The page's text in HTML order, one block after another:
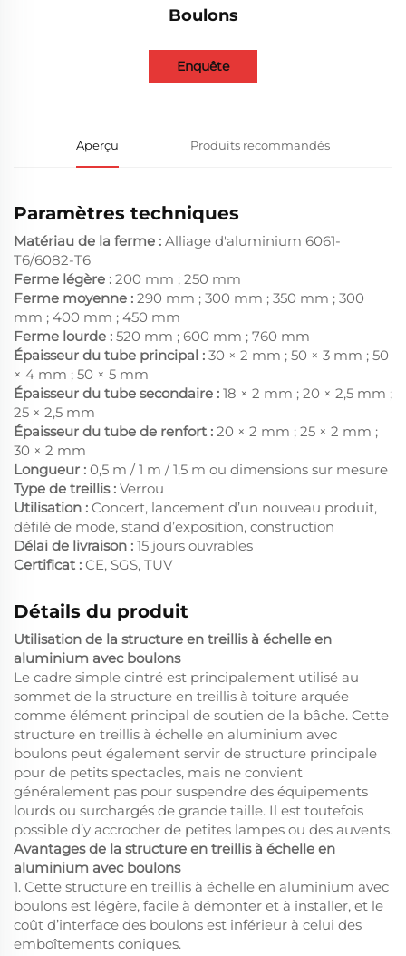
Boulons
Enquête
Aperçu Produits recommandés
Paramètres techniques
Matériau de la ferme : Alliage d'aluminium 6061-
T6/6082-T6
Ferme légère : 200 mm ; 250 mm
Ferme moyenne : 290 mm ; 300 mm ; 350 mm ; 300
mm ; 400 mm ; 450 mm
Ferme lourde : 520 mm ; 600 mm ; 760 mm
Épaisseur du tube principal : 30 × 2 mm ; 50 × 3 mm ; 50
× 4 mm ; 50 × 5 mm
Épaisseur du tube secondaire : 18 × 2 mm ; 20 × 2,5 mm ;
25 × 2,5 mm
Épaisseur du tube de renfort : 20 × 2 mm ; 25 × 2 mm ;
30 × 2 mm
Longueur : 0,5 m / 1 m / 1,5 m ou dimensions sur mesure
Type de treillis : Verrou
Utilisation : Concert, lancement d’un nouveau produit,
défilé de mode, stand d’exposition, construction
Délai de livraison : 15 jours ouvrables
Certificat : CE, SGS, TUV
Détails du produit
Utilisation de la structure en treillis à échelle en
aluminium avec boulons
Le cadre simple cintré est principalement utilisé au
sommet de la structure en treillis à toiture arquée
comme élément principal de soutien de la bâche. Cette
structure en treillis à échelle en aluminium avec
boulons peut également servir de structure principale
pour de petits spectacles, mais ne convient
généralement pas pour suspendre des équipements
lourds ou surchargés de grande taille. Il est toutefois
possible d’y accrocher de petites lampes ou des auvents.
Avantages de la structure en treillis à échelle en
aluminium avec boulons
1. Cette structure en treillis à échelle en aluminium avec
boulons est légère, facile à démonter et à installer, et le
coût d’interface des boulons est inférieur à celui des
emboîtements coniques.